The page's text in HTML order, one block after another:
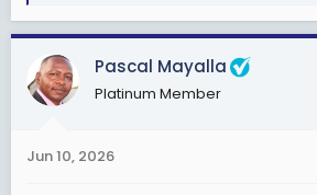
a
c
t
i
s
Pascal Mayalla
Platinum Member
Jun 10, 2026